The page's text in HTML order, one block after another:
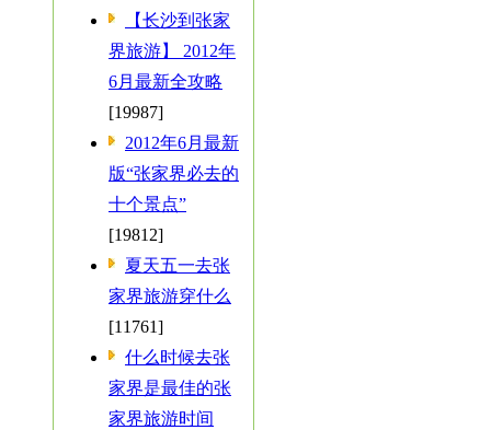
【长沙到张家
界旅游】 2012年
6月最新全攻略
[19987]
2012年6月最新
版“张家界必去的
十个景点”
[19812]
夏天五一去张
家界旅游穿什么
[11761]
什么时候去张
家界是最佳的张
家界旅游时间